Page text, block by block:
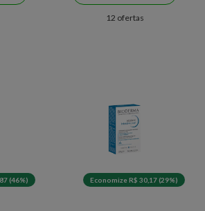
12 ofertas
(46%) Economize R$ 30,17 (29%)